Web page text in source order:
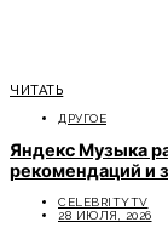
ЧИТАТЬ
ДРУГОЕ
Яндекс Музыка
рекомендаций и
CELEBRITYTV
28 ИЮЛЯ, 2026